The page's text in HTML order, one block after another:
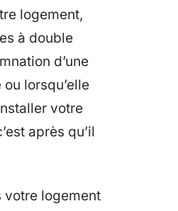
logement,
à double
d’une
lorsqu’elle
votre
après qu’il
votre logement